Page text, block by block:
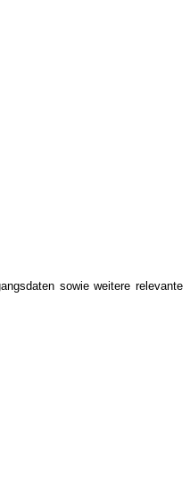
sowie weitere relevante